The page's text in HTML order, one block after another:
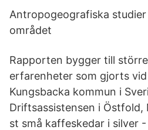
Antropogeografiska
området
Rapporten bygger till
erfarenheter som gjorts
Kungsbacka kommun i
Driftsassistensen i Östfold,
st små kaffeskedar i silver